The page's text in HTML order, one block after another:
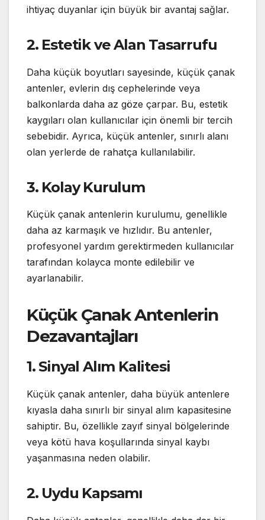
ihtiyaç duyanlar için büyük bir avantaj sağlar.
2. Estetik ve Alan Tasarrufu
Daha küçük boyutları sayesinde, küçük çanak
antenler, evlerin dış cephelerinde veya
balkonlarda daha az göze çarpar. Bu, estetik
kaygıları olan kullanıcılar için önemli bir tercih
sebebidir. Ayrıca, küçük antenler, sınırlı alanı
olan yerlerde de rahatça kullanılabilir.
3. Kolay Kurulum
Küçük çanak antenlerin kurulumu, genellikle
daha az karmaşık ve hızlıdır. Bu antenler,
profesyonel yardım gerektirmeden kullanıcılar
tarafından kolayca monte edilebilir ve
ayarlanabilir.
Küçük Çanak Antenlerin
Dezavantajları
1. Sinyal Alım Kalitesi
Küçük çanak antenler, daha büyük antenlere
kıyasla daha sınırlı bir sinyal alım kapasitesine
sahiptir. Bu, özellikle zayıf sinyal bölgelerinde
veya kötü hava koşullarında sinyal kaybı
yaşanmasına neden olabilir.
2. Uydu Kapsamı